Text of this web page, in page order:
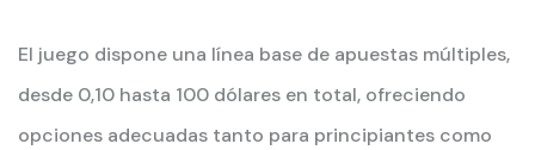
El juego dispone una línea base de apuestas múltiples,
desde 0,10 hasta 100 dólares en total, ofreciendo
opciones adecuadas tanto para principiantes como